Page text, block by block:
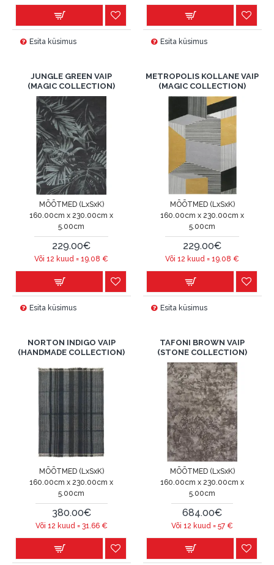
Esita küsimus Esita küsimus
JUNGLE GREEN VAIP
(MAGIC COLLECTION)
MÕÕTMED (LxSxK)
160.00cm x 230.00cm x
5.00cm
229.00€
Või 12 kuud =19.08 €
Esita küsimus
METROPOLIS KOLLANE VAIP
(MAGIC COLLECTION)
MÕÕTMED (LxSxK)
160.00cm x 230.00cm x
5.00cm
229.00€
Või 12 kuud =19.08 €
Esita küsimus
NORTON INDIGO VAIP
(HANDMADE COLLECTION)
MÕÕTMED (LxSxK)
160.00cm x 230.00cm x
5.00cm
380.00€
Või 12 kuud = 31.66€
TAFONI BROWN VAIP
(STONE COLLECTION)
MÕÕTMED (LxSxK)
160.00cm x 230.00cm x
5.00cm
684.00€
Või 12 kuud =57 €